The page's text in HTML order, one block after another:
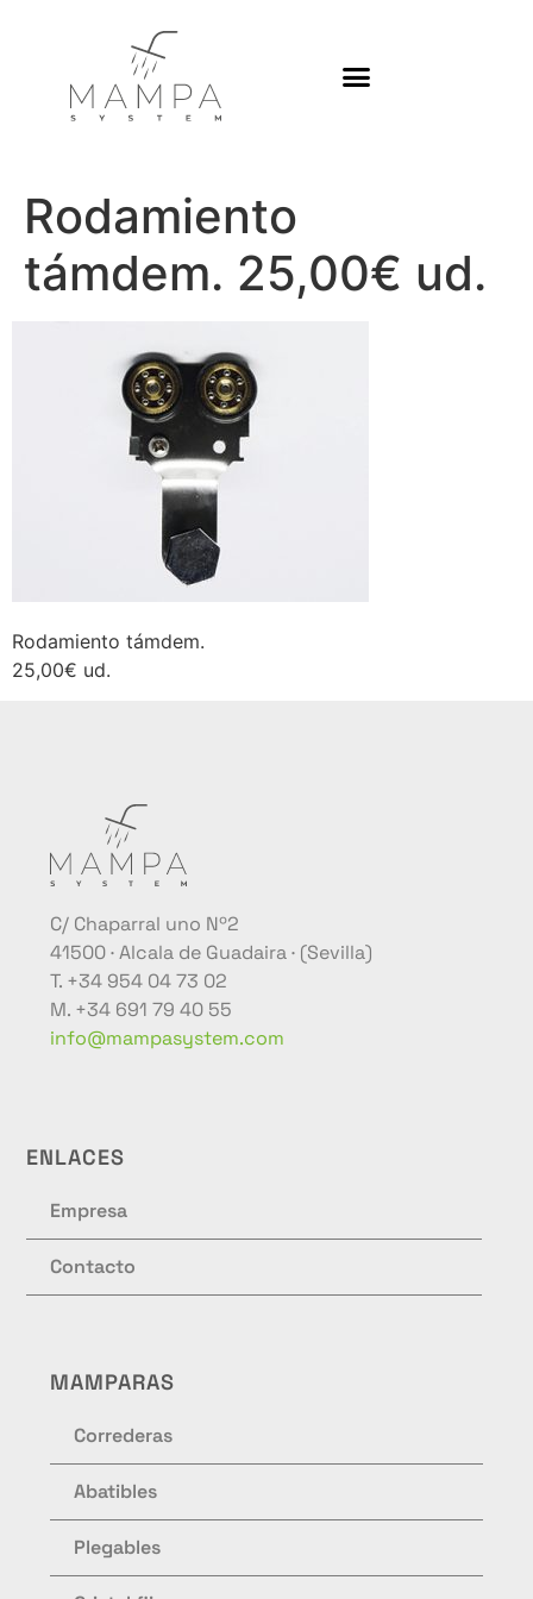
Rodamiento
támdem. 25,00€ ud.
Rodamiento támdem.
25,00€ ud.
C/ Chaparral uno Nº2
41500 · Alcala de Guadaira · (Sevilla)
T. +34 954 04 73 02
M. +34 691 79 40 55
info@mampasystem.com
ENLACES
Empresa
Contacto
MAMPARAS
Correderas
Abatibles
Plegables